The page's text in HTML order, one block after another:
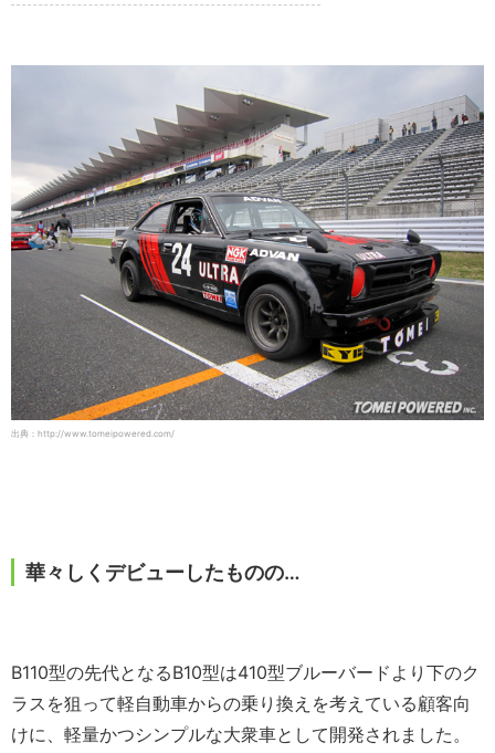
出典：http://www.tomeipowered.com/
華々しくデビューしたものの…
B110型の先代となるB10型は410型ブルーバードより下のク
ラスを狙って軽自動車からの乗り換えを考えている顧客向
けに、軽量かつシンプルな大衆車として開発されました。